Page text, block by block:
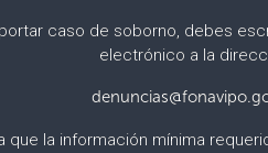
caso de soborno, debes
electrónico a la
que la información mínima